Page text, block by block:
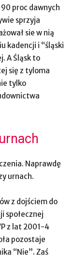
proc dawnych
sprzyja
sie w nią
kadencji i “śląski
A Śląsk to
się z tyloma
tylko
Naprawdę
urnach.
z dojściem do
społecznej
z lat 2001-4
pozostaje
“Nie”. Zaś